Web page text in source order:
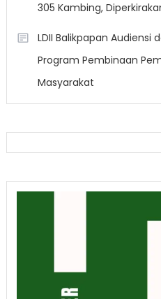
305 Kambing,
LDII Balikpapan Audiensi
Program Pembinaan
Masyarakat